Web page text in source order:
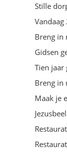
Stille
Breng in
Gidsen
Tien jaar
Breng in
Maak je